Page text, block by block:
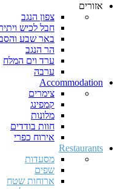
אזורים
צפון הנגב
חבל לכיש
באר שבע
הר הנגב
ערד וים המלח
ערבה
Accommodation
צימרים
קמפינג
מלונות
חוות בודדים
אירוח כפרי
Restaurants
מסעדות
שפים
ארוחות שטח